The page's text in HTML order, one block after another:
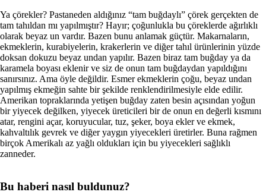
Ya çörekler? Pastaneden aldığınız “tam buğdaylı” çörek gerçekten de
tam tahıldan mı yapılmıştır? Hayır; çoğunlukla bu çöreklerde ağırlıklı
olarak beyaz un vardır. Bazen bunu anlamak güçtür. Makarnaların,
ekmeklerin, kurabiyelerin, krakerlerin ve diğer tahıl ürünlerinin yüzde
doksan dokuzu beyaz undan yapılır. Bazen biraz tam buğday ya da
karamela boyası eklenir ve siz de onun tam buğdaydan yapıldığını
sanır­sınız. Ama öyle değildir. Esmer ekmeklerin çoğu, beyaz undan
yapılmış ekmeğin sahte bir şekilde renklendirilmesiyle elde edilir.
Amerikan topraklarında yetişen buğday zaten besin açısından yoğun
bir yiyecek değilken, yiyecek üreticileri bir de onun en değerli kısmını
atar, rengini açar, koruyucular, tuz, şeker, boya ekler ve ekmek,
kahvaltılık gevrek ve diğer yaygın yiyecekleri üretirler. Buna rağmen
birçok Amerikalı az yağlı oldukları için bu yiyecekleri sağlıklı
zanneder.
Bu haberi nasıl buldunuz?